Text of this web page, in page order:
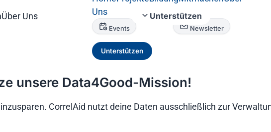
Über Uns Unterstützen
Uns
Events Newsletter
Unterstützen
unsere Data4Good-Mission!
CorrelAid nutzt deine Daten ausschließlich zur